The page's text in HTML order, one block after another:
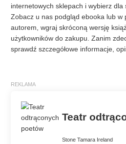
internetowych sklepach i wybierz
Zobacz u nas podgląd ebooka lub w
autorem, wgraj skróconą wersję
użytkowników do zakupu. Zanim
sprawdź szczegółowe informacje,